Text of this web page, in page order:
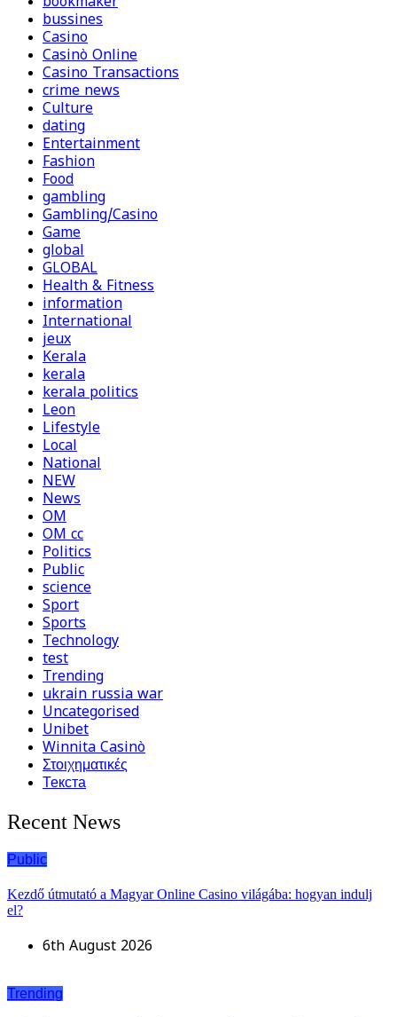
bussines
Casino
Casinò Online
Casino Transactions
crime news
Culture
dating
Entertainment
Fashion
Food
gambling
Gambling/Casino
Game
global
GLOBAL
Health & Fitness
information
International
jeux
Kerala
kerala
kerala politics
Leon
Lifestyle
Local
National
NEW
News
OM
OM cc
Politics
Public
science
Sport
Sports
Technology
test
Trending
ukrain russia war
Uncategorised
Unibet
Winnita Casinò
Στοιχηματικές
Текста
Recent News
Public
Kezdő útmutató a Magyar Online Casino világába: hogyan indulj
el?
6th August 2026
Trending